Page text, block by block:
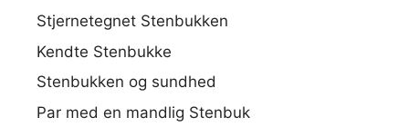
Stjernetegnet Stenbukken
Kendte Stenbukke
Stenbukken og sundhed
Par med en mandlig Stenbuk